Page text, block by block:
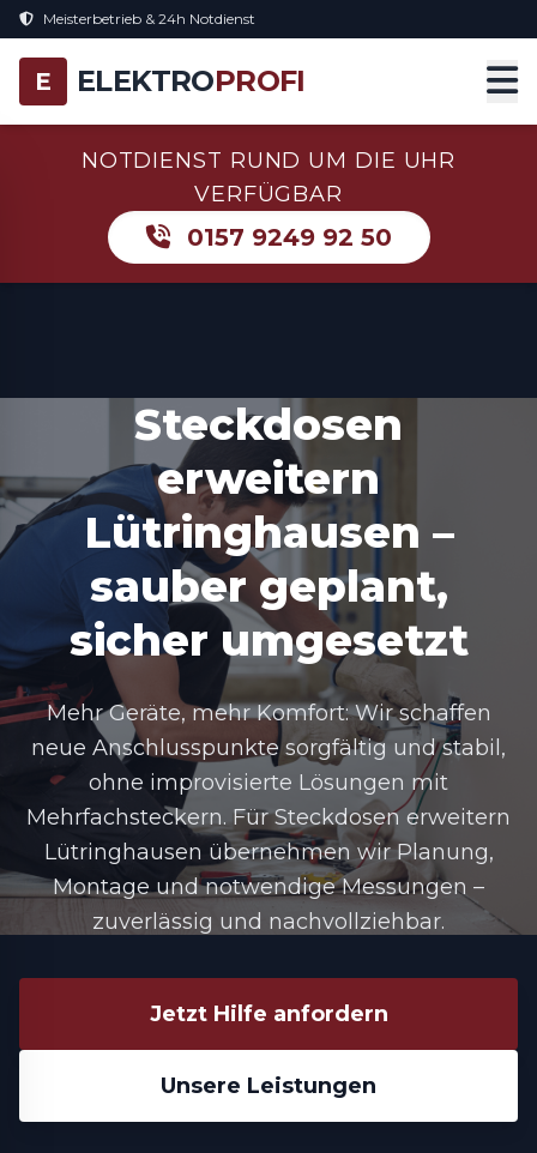
Meisterbetrieb & 24h Notdienst
E ELEKTROPROFI
NOTDIENST RUND UM DIE UHR
VERFÜGBAR
0157 9249 92 50
Steckdosen
erweitern
Lütringhausen –
sauber geplant,
sicher umgesetzt
Mehr Geräte, mehr Komfort: Wir schaffen
neue Anschlusspunkte sorgfältig und stabil,
ohne improvisierte Lösungen mit
Mehrfachsteckern. Für Steckdosen erweitern
Lütringhausen übernehmen wir Planung,
Montage und notwendige Messungen –
zuverlässig und nachvollziehbar.
Jetzt Hilfe anfordern
Unsere Leistungen